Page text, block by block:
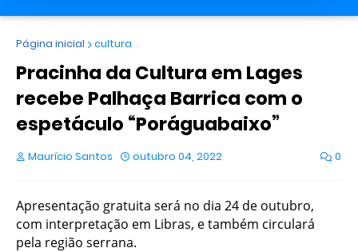
Página inicial cultura
Pracinha da Cultura em Lages
recebe Palhaça Barrica com o
espetáculo “Poráguabaixo”
Maurício Santos outubro 04, 2022 0
Apresentação gratuita será no dia 24 de outubro,
com interpretação em Libras, e também circulará
pela região serrana.